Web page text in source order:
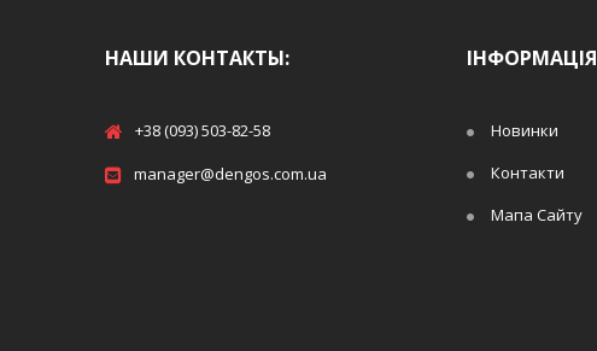
НАШИ КОНТАКТЫ:
+38 (093) 503-82-58
manager@dengos.com.ua
ІНФОРМАЦІЯ
Новинки
Контакти
Мапа Сайту